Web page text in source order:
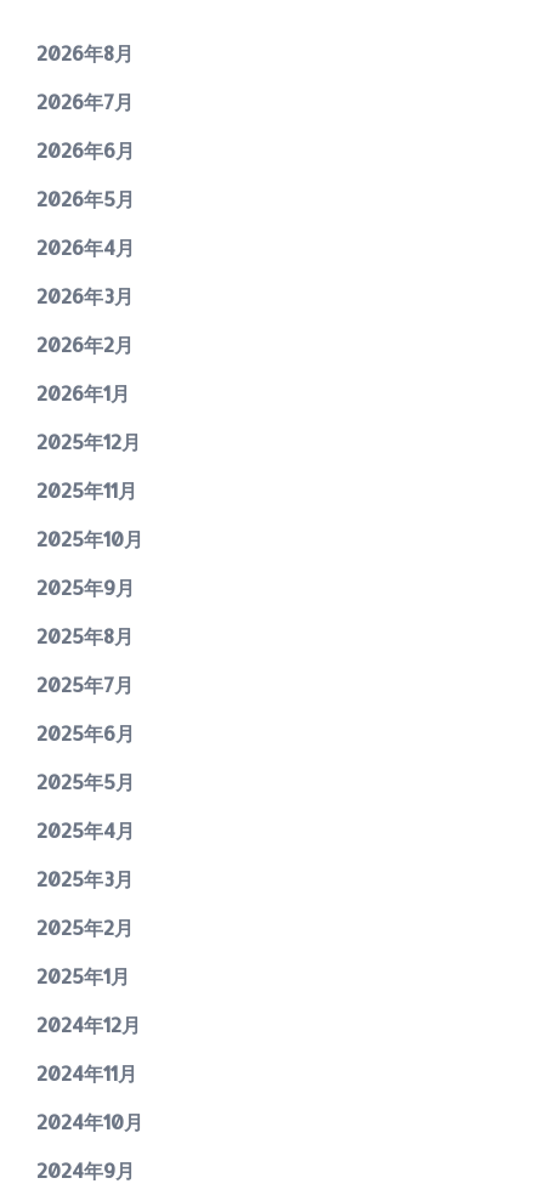
2026年8月
2026年7月
2026年6月
2026年5月
2026年4月
2026年3月
2026年2月
2026年1月
2025年12月
2025年11月
2025年10月
2025年9月
2025年8月
2025年7月
2025年6月
2025年5月
2025年4月
2025年3月
2025年2月
2025年1月
2024年12月
2024年11月
2024年10月
2024年9月